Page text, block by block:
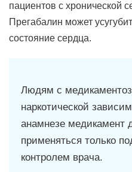
пациентов с хронической
Прегабалин может
состояние сердца.
Людям с
наркотической
анамнезе медикамент
применяться только
контролем врача.